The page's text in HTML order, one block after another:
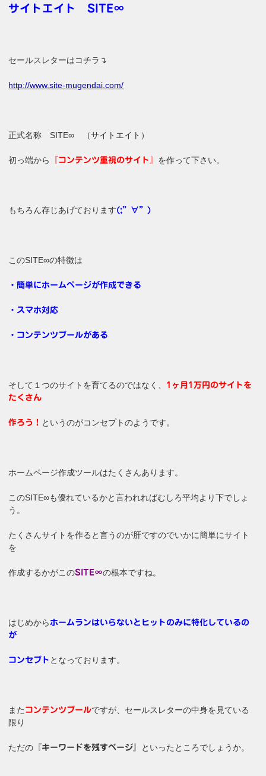
サイトエイト SITE∞
セールスレターはコチラ↴
http://www.site-mugendai.com/
正式名称 SITE∞ （サイトエイト）
初っ端から 『コンテンツ重視のサイト』 を作って下さい。
もちろん存じあげております(;”∀”)
このSITE∞の特徴は
・簡単にホームページが作成できる
・スマホ対応
・コンテンツプールがある
そして１つのサイトを育てるのではなく、
1ヶ月1万円のサイトを
たくさん
作ろう！ というのがコンセプトのようです。
ホームページ作成ツールはたくさんあります。
このSITE∞も優れているかと言われればむしろ平均より下でしょ
う。
たくさんサイトを作ると言うのが肝ですのでいかに簡単にサイト
を
作成するかがこのSITE∞の根本ですね。
はじめからホームランはいらないとヒットのみに特化しているの
が
コンセプト となっております。
また コンテンツプールですが、セールスレターの中身を見ている
限り
ただの 『キーワードを残すページ』 といったところでしょうか。